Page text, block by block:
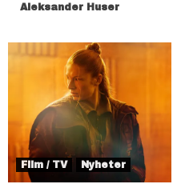
Aleksander Huser
Film / TV Nyheter